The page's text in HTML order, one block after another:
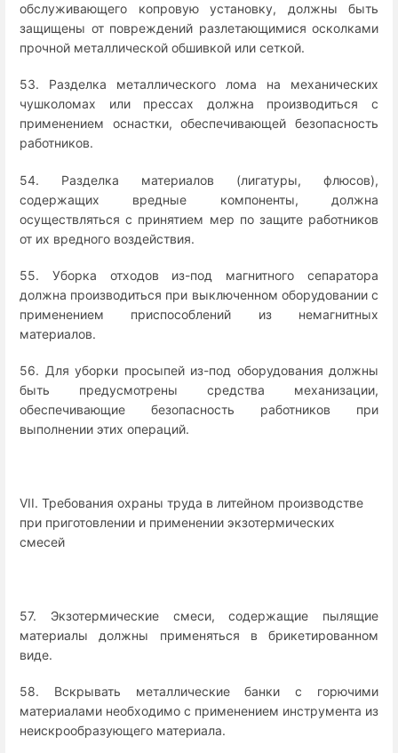
обслуживающего копровую установку, должны быть
защищены от повреждений разлетающимися осколками
прочной металлической обшивкой или сеткой.
53. Разделка металлического лома на механических
чушколомах или прессах должна производиться с
применением оснастки, обеспечивающей безопасность
работников.
54. Разделка материалов (лигатуры, флюсов),
содержащих вредные компоненты, должна
осуществляться с принятием мер по защите работников
от их вредного воздействия.
55. Уборка отходов из-под магнитного сепаратора
должна производиться при выключенном оборудовании с
применением приспособлений из немагнитных
материалов.
56. Для уборки просыпей из-под оборудования должны
быть предусмотрены средства механизации,
обеспечивающие безопасность работников при
выполнении этих операций.
VII. Требования охраны труда в литейном производстве
при приготовлении и применении экзотермических
смесей
57. Экзотермические смеси, содержащие пылящие
материалы должны применяться в брикетированном
виде.
58. Вскрывать металлические банки с горючими
материалами необходимо с применением инструмента из
неискрообразующего материала.